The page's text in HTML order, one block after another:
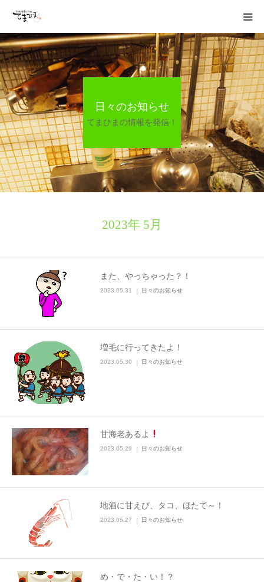
日々のお知らせ
てまひまの情報を発信！
2023年 5月
また、やっちゃった？！
2023.05.31 日々のお知らせ
増毛に行ってきたよ！
2023.05.30 日々のお知らせ
甘海老あるよ
2023.05.29 日々のお知らせ
地酒に甘えび、タコ、ほたて～！
2023.05.27 日々のお知らせ
め・で・た・い！？
HOME
日々のお知らせ
ランチ
お品書き
宴会